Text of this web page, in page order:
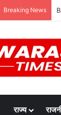
Breaking News
राज्य